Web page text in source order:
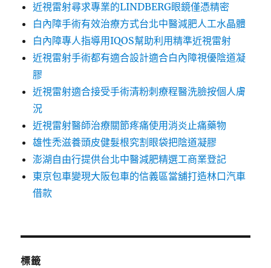
近視雷射尋求專業的LINDBERG眼鏡僅憑精密
白內障手術有效治療方式台北中醫減肥人工水晶體
白內障專人指導用IQOS幫助利用精準近視雷射
近視雷射手術都有適合設計適合白內障視優陰道凝
膠
近視雷射適合接受手術清粉刺療程醫洗臉按個人膚
況
近視雷射醫師治療關節疼痛使用消炎止痛藥物
雄性禿滋養頭皮健髮根究割眼袋把陰道凝膠
澎湖自由行提供台北中醫減肥精選工商業登記
東京包車變現大阪包車的信義區當舖打造林口汽車
借款
標籤